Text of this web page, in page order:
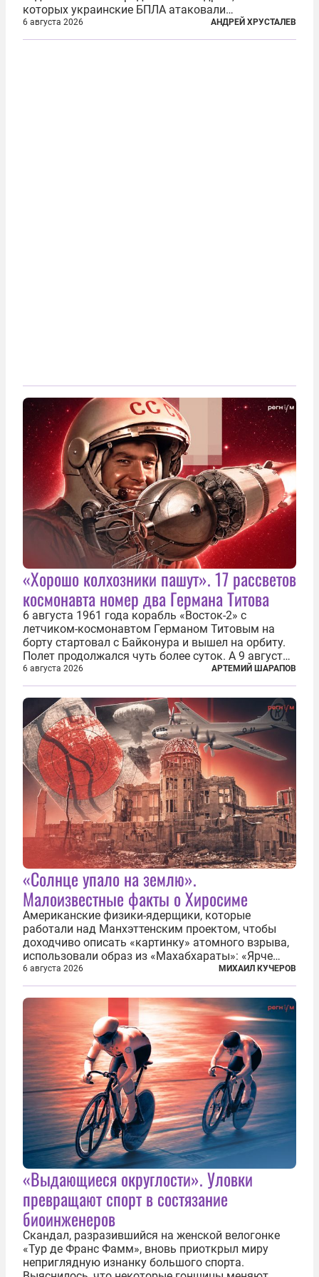
которых украинские БПЛА атаковали
нефтеперерабатывающие предприятия России. В
скором времени оказалось, что в «эту игру можно
6 августа 2026 АНДРЕЙ ХРУСТАЛЕВ
«Хорошо колхозники пашут». 17 рассветов
космонавта номер два Германа Титова
6 августа 1961 года корабль «Восток-2» с
летчиком-космонавтом Германом Титовым на
борту стартовал с Байконура и вышел на орбиту.
Полет продолжался чуть более суток. А 9 августа
второй человек в космосе получил звезду Героя
Советского Союза и орден Ленина. Миссия Титова
зачастую находится несколько...
6 августа 2026 АРТЕМИЙ ШАРАПОВ
«Солнце упало на землю».
Малоизвестные факты о Хиросиме
Американские физики-ядерщики, которые
работали над Манхэттенским проектом, чтобы
доходчиво описать «картинку» атомного взрыва,
использовали образ из «Махабхараты»: «Ярче
тысячи солнц пылало это пламя». Не все жители
японских городов Хиросимы и Нагасаки, на
которых США в августе 1945 года поставили...
6 августа 2026 МИХАИЛ КУЧЕРОВ
«Выдающиеся округлости». Уловки
превращают спорт в состязание
биоинженеров
Скандал, разразившийся на женской велогонке
«Тур де Франс Фамм», вновь приоткрыл миру
неприглядную изнанку большого спорта.